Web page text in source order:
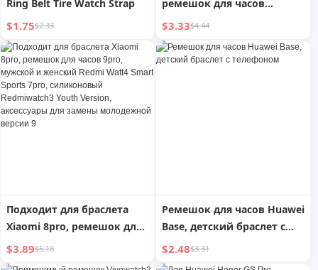
Ring Belt Tire Watch Strap
$1.75$2.33
ремешок для часов
спортивные часы Fit3
Smart New Arrival Watch
Три поколения с бусинами
$3.33$4.44
Подходит для браслета
Xiaomi 8pro, ремешок для
часов 9pro, мужской и
женский Redmi Watt4
$3.89$5.18
Ремешок для часов Huawei
Base, детский браслет с
телефоном
$2.48$3.31